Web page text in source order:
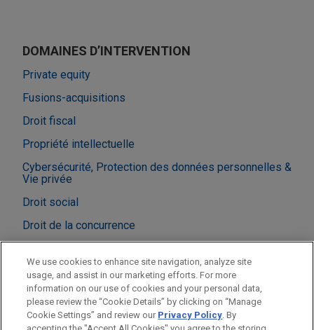
DOMAINES D’INTERVENTION
Private equity
Fusions-acquisitions
Droit fiscal
Propriété intellectuelle
Cybersécurité, Protection des données personnelles &
Vie privée
Droit social
Droit de la concurrence
BUREAUX
Paris
New York
We use cookies to enhance site navigation, analyze site
usage, and assist in our marketing efforts. For more
information on our use of cookies and your personal data,
please review the “Cookie Details” by clicking on “Manage
Cookie Settings” and review our Privacy Policy. By